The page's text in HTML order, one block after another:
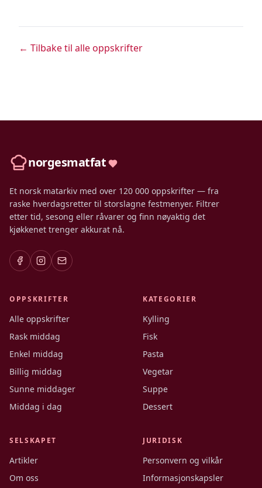
← Tilbake til alle oppskrifter
norgesmatfat
Et norsk matarkiv med over 120 000 oppskrifter — fra
raske hverdagsretter til storslagne festmenyer. Filtrer
etter tid, sesong eller råvarer og finn nøyaktig det
kjøkkenet trenger akkurat nå.
OPPSKRIFTER
Alle oppskrifter
Rask middag
Enkel middag
Billig middag
Sunne middager
Middag i dag
KATEGORIER
Kylling
Fisk
Pasta
Vegetar
Suppe
Dessert
SELSKAPET
Artikler
Om oss
JURIDISK
Personvern og vilkår
Informasjonskapsler